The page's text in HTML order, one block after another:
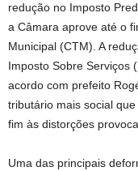
redução no Imposto
a Câmara aprove até o
Municipal (CTM). A
Imposto Sobre Serviços
acordo com prefeito
tributário mais social
fim às distorções
Uma das principais